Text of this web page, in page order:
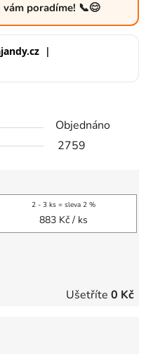
poradíme! 📞😊
|
Objednáno
2759
2 - 3 ks = sleva 2 %
883 Kč / ks
Ušetříte 0 Kč